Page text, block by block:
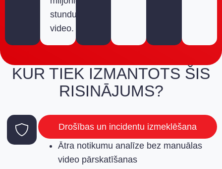
stundu
video.
KUR TIEK IZMANTOTS ŠIS
RISINĀJUMS?
Drošības un incidentu izmeklēšana
Ātra notikumu analīze bez manuālas
video pārskatīšanas